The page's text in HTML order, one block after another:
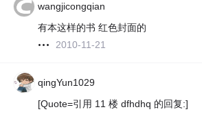
wangjicongqian
有本这样的书 红色封面的
2010-11-21
qingYun1029
[Quote=引用 11 楼 dfhdhq 的回复:]